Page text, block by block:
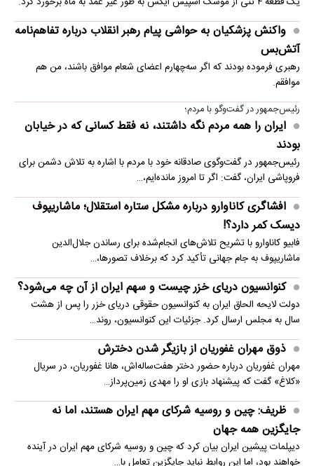
واکنش پزشکیان به حواشی پیام رهبر انقلاب درباره تفاهم‌نامه
آتش‌بس
رهبری فرموده بودند که اگر سه‌چهارم اعضای شعام موافق باشند، من هم
موافقم.
رئیس‌جمهور در گفت‌وگو با مردم؛
ایران را همه مردم نگه داشتند، نه فقط کسانی که در خیابان
بودند
رئیس‌جمهور در گفت‌وگوی صادقانه خود با مردم با اشاره به تلاش دشمن برای
فروپاشی ایران، گفت: اگر تا امروز مانده‌ایم،…
افشاگری کاناوارو درباره مشکل ستاره استقلال؛ ماشاریپوف
دیسک کمر دارد؟!
فابیو کاناوارو با تشریح تلاش‌های انجام‌شده برای رساندن جلال‌الدین
ماشاریپوف به جام جهانی تأکید کرد که برخلاف تصورها،…
کنوانسیون دریای خزر چیست و سهم ایران از آن چه می‌شود؟
دولت لایحه الحاق ایران به کنوانسیون حقوقی دریای خزر را پس از هشت
سال به مجلس ارسال کرد. جزئیات این کنوانسیون، روند…
ذوق مهران غفوریان از بازیگر شدن دخترش
مهران غفوریان درباره حضور دختر هفت‌ساله‌اش، هانا غفوریان، در سریال
«کلاغ» گفت که پیشنهاد بازی او را مهدی زمین‌پرداز…
ظریف: چین و روسیه شرکای مهم ایران هستند، اما نه
جایگزین همه جهان
دیپلمات پیشین ایران بیان کرد که چین و روسیه شرکای مهم ایران در آینده
خواهند بود، اما این روابط نباید جایگزین تعامل با…